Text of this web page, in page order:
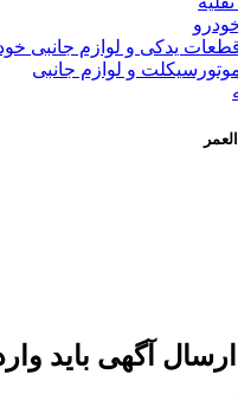
یدکی و لوازم جانبی
و لوازم جانبی
آگهی باید